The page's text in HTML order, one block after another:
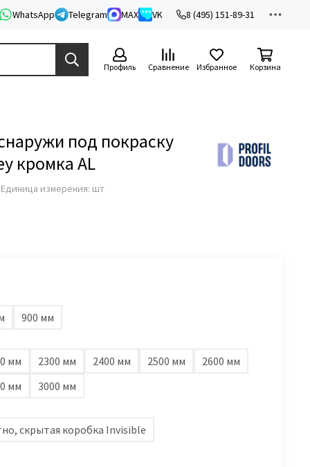
WhatsApp Telegram MAX VK 8 (495) 151-89-31
Профиль Сравнение Избранное Корзина
под покраску
кромка AL
Единица измерения: шт
900 мм
мм 2300 мм 2400 мм 2500 мм
2600 мм
мм
3000 мм
скрытая коробка Invisible